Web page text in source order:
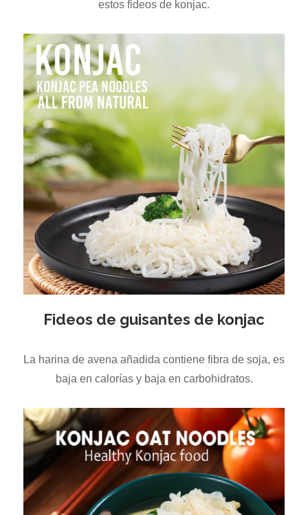
estos fideos de konjac.
Fideos de guisantes de konjac
La harina de avena añadida contiene fibra de soja, es
baja en calorías y baja en carbohidratos.